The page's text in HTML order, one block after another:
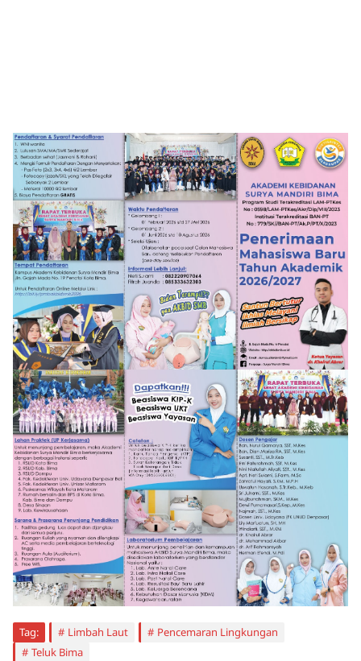
Tag: Limbah Laut
Pencemaran Lingkungan
Teluk Bima